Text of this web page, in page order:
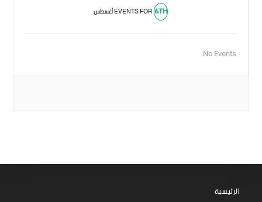
EVENTS FOR6TH أغسطس
No Events
الرئيسية